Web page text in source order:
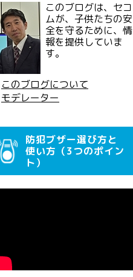
このブログは、セコ
ムが、子供たちの安
全を守るために、情
報を提供していま
す。
このブログについて
モデレーター
防犯ブザー選び方と
使い方（3つのポイン
ト）